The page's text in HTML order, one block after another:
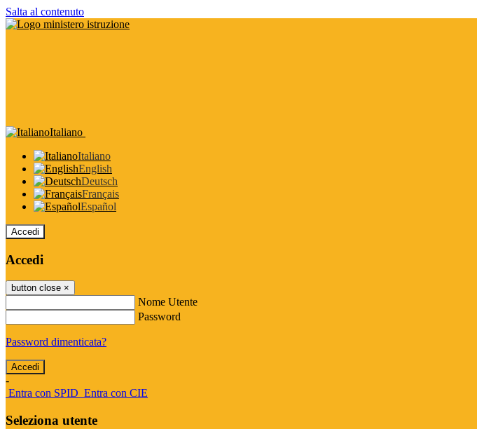
Salta al contenuto
Italiano
Italiano
English
Deutsch
Français
Español
Accedi
Accedi
button close ×
Nome Utente
Password
Password dimenticata?
-
Entra con SPID Entra con CIE
Seleziona utente